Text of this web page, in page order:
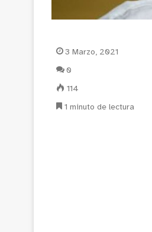
3 Marzo, 2021
0
114
1 minuto de lectura